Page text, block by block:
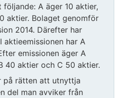
A äger 10 aktier,
aktier. Bolaget genomför
2014. Därefter har
har A
emissionen äger A
40 aktier och C 50 aktier.
på rätten att utnyttja
del man avviker från